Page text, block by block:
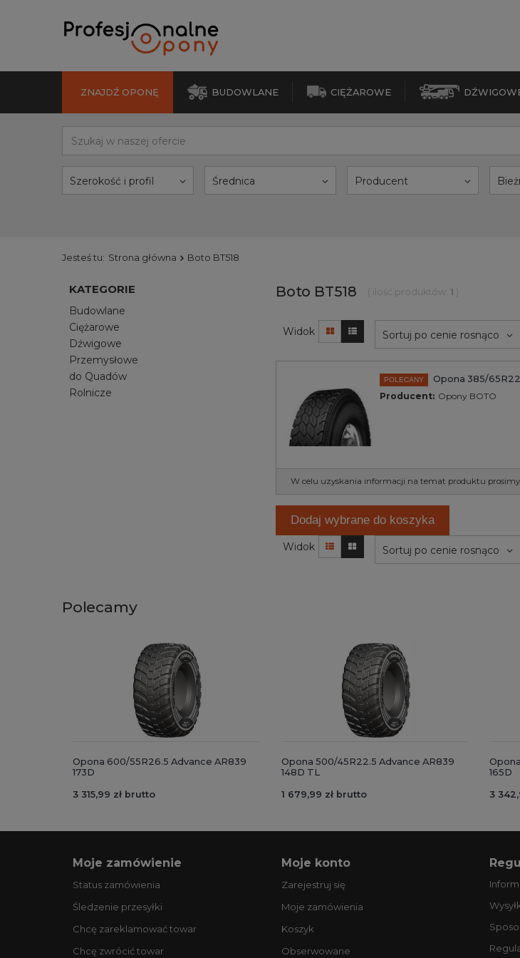
ZNAJDŹ OPONĘ BUDOWLANE CIĘŻAROWE
Szerokość i profil Średnica Producent
Jesteś tu: Strona główna Boto BT518
KATEGORIE
Budowlane
Ciężarowe
Dźwigowe
Przemysłowe
do Quadów
Rolnicze
Boto BT518 ( ilość produktów: 1 )
Widok Sortuj po cenie rosnąco
POLECANY Opona 385/
Producent: Opony BOTO
W celu uzyskania informacji na temat produktu
Dodaj wybrane do koszyka
Widok Sortuj po cenie rosnąco
Polecamy
Opona 600/55R26.5 Advance AR839
173D
3 315,99 zł brutto
Opona 500/45R22.5 Advance AR839
148D TL
1 679,99 zł brutto
165D
3
Moje zamówienie
Status zamówienia
Śledzenie przesyłki
Chcę zareklamować towar
Chcę zwrócić towar
Moje konto
Zarejestruj się
Moje zamówienia
Koszyk
Obserwowane